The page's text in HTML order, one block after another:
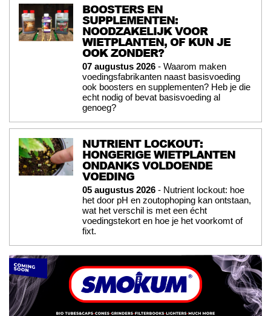
BOOSTERS EN
SUPPLEMENTEN:
NOODZAKELIJK VOOR
WIETPLANTEN, OF KUN JE
OOK ZONDER?
07 augustus 2026 - Waarom maken
voedingsfabrikanten naast basisvoeding
ook boosters en supplementen? Heb je die
echt nodig of bevat basisvoeding al
genoeg?
NUTRIENT LOCKOUT:
HONGERIGE WIETPLANTEN
ONDANKS VOLDOENDE
VOEDING
05 augustus 2026 - Nutrient lockout: hoe
het door pH en zoutophoping kan ontstaan,
wat het verschil is met een écht
voedingstekort en hoe je het voorkomt of
fixt.